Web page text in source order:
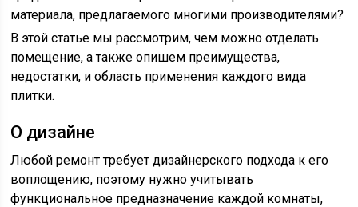
материала, предлагаемого многими производителями?
В этой статье мы рассмотрим, чем можно отделать
помещение, а также опишем преимущества,
недостатки, и область применения каждого вида
плитки.
О дизайне
Любой ремонт требует дизайнерского подхода к его
воплощению, поэтому нужно учитывать
функциональное предназначение каждой комнаты,